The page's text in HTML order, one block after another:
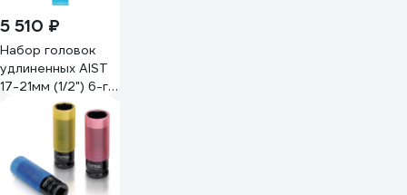
5 510 ₽
Набор головок
удлиненных AIST
17-21мм (1/2") 6-гр.
тонкостенных для
шиномонтажа
дисков (болтов и
гаек) 4508303-1